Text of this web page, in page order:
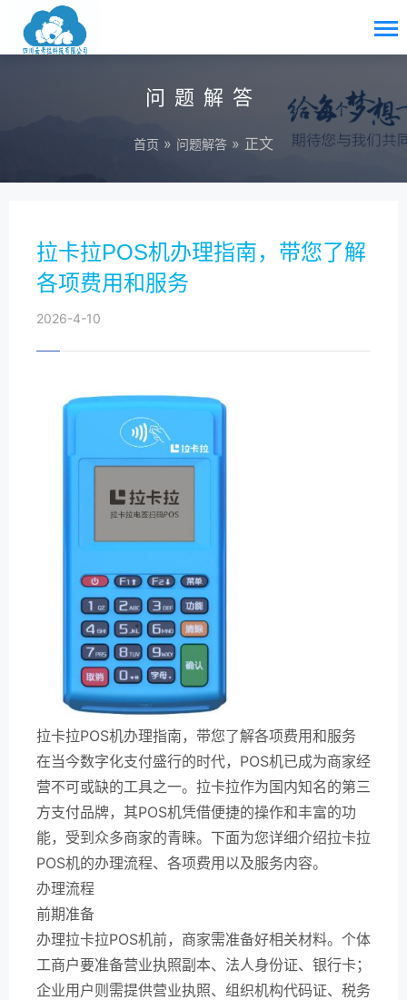
问题解答
首页 » 问题解答 » 正文
拉卡拉POS机办理指南，带您了解
各项费用和服务
2026-4-10
拉卡拉POS机办理指南，带您了解各项费用和服务
在当今数字化支付盛行的时代，POS机已成为商家经
营不可或缺的工具之一。拉卡拉作为国内知名的第三
方支付品牌，其POS机凭借便捷的操作和丰富的功
能，受到众多商家的青睐。下面为您详细介绍拉卡拉
POS机的办理流程、各项费用以及服务内容。
办理流程
前期准备
办理拉卡拉POS机前，商家需准备好相关材料。个体
工商户要准备营业执照副本、法人身份证、银行卡；
企业用户则需提供营业执照、组织机构代码证、税务